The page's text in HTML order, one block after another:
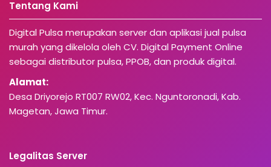
Tentang Kami
Digital Pulsa merupakan server dan aplikasi jual pulsa
murah yang dikelola oleh CV. Digital Payment Online
sebagai distributor pulsa, PPOB, dan produk digital.
Alamat:
Desa Driyorejo RT007 RW02, Kec. Nguntoronadi, Kab.
Magetan, Jawa Timur.
Legalitas Server